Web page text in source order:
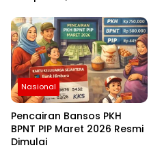
Nasional
Pencairan Bansos PKH
BPNT PIP Maret 2026 Resmi
Dimulai